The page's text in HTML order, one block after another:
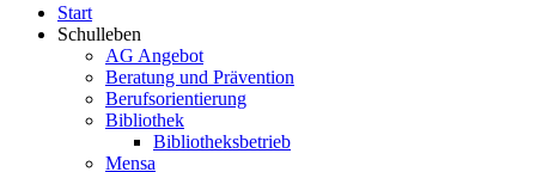
Start
Schulleben
AG Angebot
Beratung und Prävention
Berufsorientierung
Bibliothek
Bibliotheksbetrieb
Mensa